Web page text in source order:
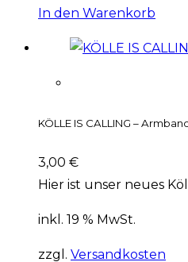
In den Warenkorb
KÖLLE IS CALLING –
3,00 €
Hier ist unser neues
inkl. 19 % MwSt.
zzgl. Versandkosten